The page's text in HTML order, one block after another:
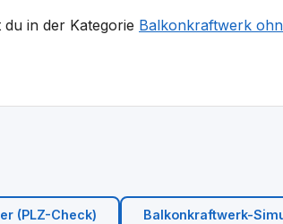
in der Kategorie Balkonkraftwerk
(PLZ-Check) Balkonkraftwerk-